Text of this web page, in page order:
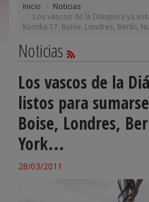
Inicio
Noticias
Los vascos de la Diáspora ya
Korrika 17: Boise, Londres, Berlín,
Noticias
Los vascos de la
listos para
Boise, Londres,
York...
28/03/2011